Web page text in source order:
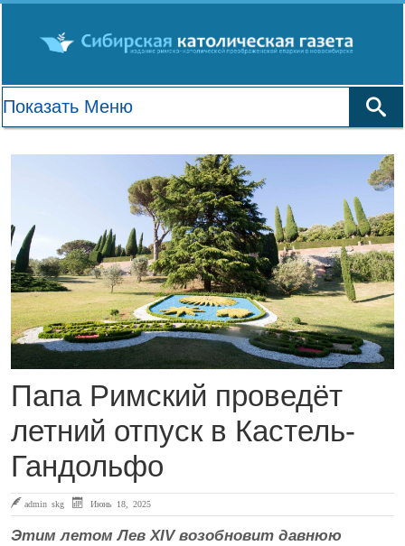
Папа Римский проведёт
летний отпуск в Кастель-
Гандольфо
admin skg Июнь 18, 2025
Этим летом Лев XIV возобновит давнюю